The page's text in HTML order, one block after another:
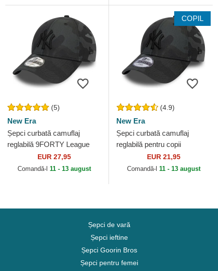
(5)
New Era
Șepci curbată camuflaj
reglabilă 9FORTY League
Essential de New York
Yankees MLB de New Era
EUR 27,95
Comandă-l 11 - 13 august
COPIL
(4.9)
New Era
Șepci curbată camuflaj
reglabilă pentru copii
9FORTY League Essential
de New York Yankees MLB
EUR 21,95
Comandă-l 11 - 13 august
Șepci de vară
Șepci ieftine
Șepci Goorin Bros
Șepci pentru femei